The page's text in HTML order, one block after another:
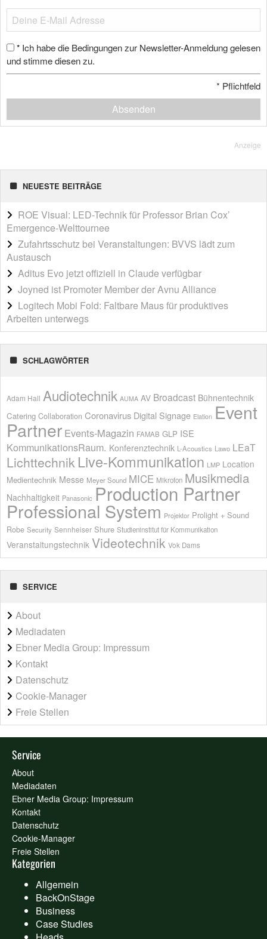
* Ich habe die Bedingungen zur Newsletter-Anmeldung gelesen
und stimme diesen zu.
* Pflichtfeld
Absenden
Anzeige
NEUESTE BEITRÄGE
ROE Visual: LED-Technik für Professor Brian Cox’
Emergence-Welttournee
Zufahrtsschutz bei Veranstaltungen: BVVS lädt zum
Austausch
Aditus Evo jetzt offiziell in Claude verfügbar
Joyned ist Promoter Member der Avnu Alliance
Logitech Mobi Fold: Faltbare Maus für produktives
Arbeiten unterwegs
SCHLAGWÖRTER
Adam Hall Audiotechnik AUMA AV Broadcast Bühnentechnik
Catering Collaboration Coronavirus Digital Signage Elation Event
Partner Events-Magazin FAMAB GLP ISE
KommunikationsRaum. Konferenztechnik L-Acoustics Lawo LEaT
Lichttechnik Live-Kommunikation LMP Location
Medientechnik Messe Meyer Sound MICE Mikrofon Musikmedia
Nachhaltigkeit Panasonic Production Partner
Professional System Projektor Prolight + Sound
Robe Security Sennheiser Shure Studieninstitut für Kommunikation
Veranstaltungstechnik Videotechnik Vok Dams
SERVICE
About
Mediadaten
Ebner Media Group: Impressum
Kontakt
Datenschutz
Cookie-Manager
Freie Stellen
Service
About
Mediadaten
Ebner Media Group: Impressum
Kontakt
Datenschutz
Cookie-Manager
Freie Stellen
Kategorien
Allgemein
BackOnStage
Business
Case Studies